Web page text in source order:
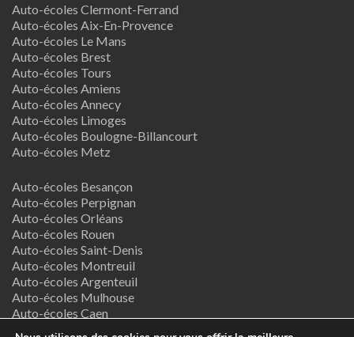
Auto-écoles Clermont-Ferrand
Auto-écoles Aix-En-Provence
Auto-écoles Le Mans
Auto-écoles Brest
Auto-écoles Tours
Auto-écoles Amiens
Auto-écoles Annecy
Auto-écoles Limoges
Auto-écoles Boulogne-Billancourt
Auto-écoles Metz
Auto-écoles Besançon
Auto-écoles Perpignan
Auto-écoles Orléans
Auto-écoles Rouen
Auto-écoles Saint-Denis
Auto-écoles Montreuil
Auto-écoles Argenteuil
Auto-écoles Mulhouse
Auto-écoles Caen